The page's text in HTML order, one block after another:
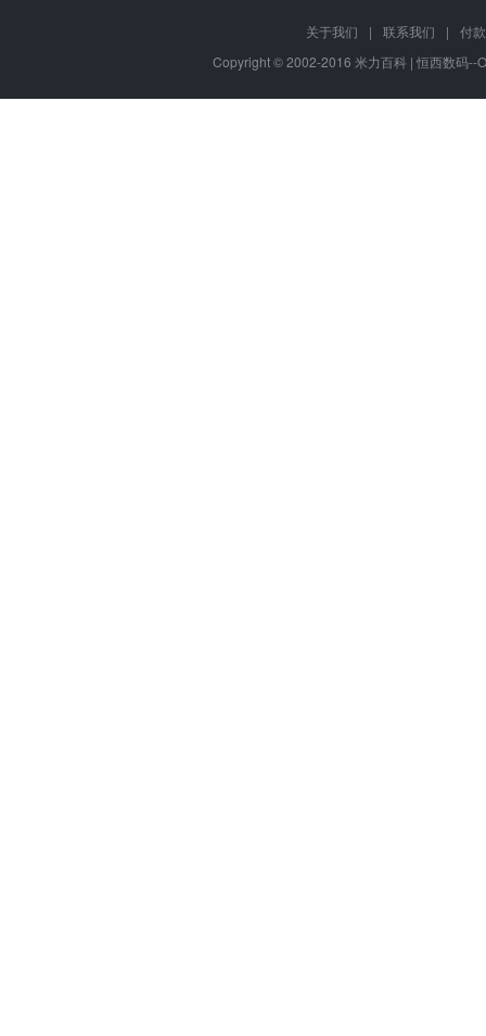
关于我们 | 联系我们 |
付
Copyright © 2002-2016 米力百科 | 恒西数码